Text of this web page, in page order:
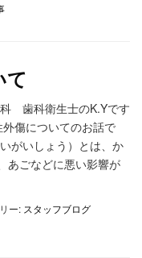
て
歯科衛生士のK.Yです
傷についてのお話で
がいしょう）とは、か
あごなどに悪い影響が
ー: スタッフブログ